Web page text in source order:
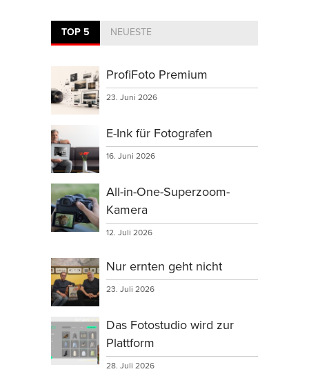
TOP 5 NEUESTE
ProfiFoto Premium
23. Juni 2026
E-Ink für Fotografen
16. Juni 2026
All-in-One-Superzoom-
Kamera
12. Juli 2026
Nur ernten geht nicht
23. Juli 2026
Das Fotostudio wird zur
Plattform
28. Juli 2026